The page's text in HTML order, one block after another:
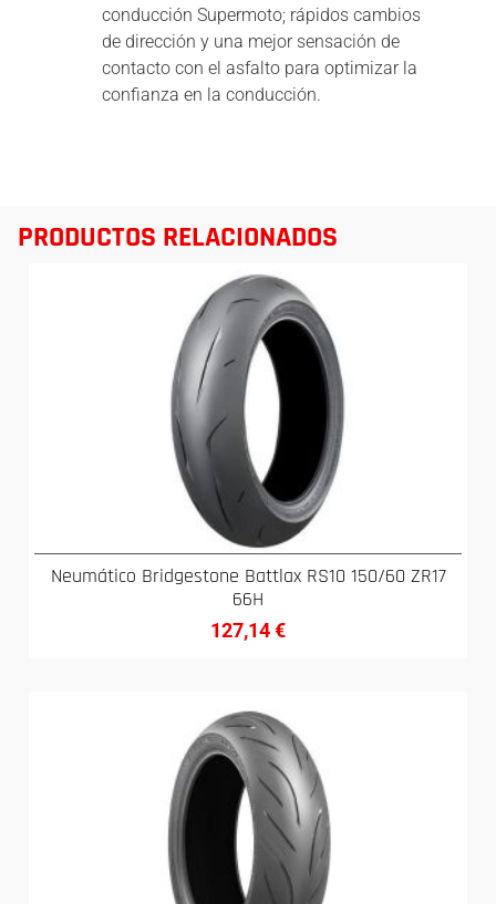
conducción Supermoto; rápidos cambios
de dirección y una mejor sensación de
contacto con el asfalto para optimizar la
confianza en la conducción.
PRODUCTOS RELACIONADOS
Neumático Bridgestone Battlax RS10 150/60 ZR17
66H
127,14€